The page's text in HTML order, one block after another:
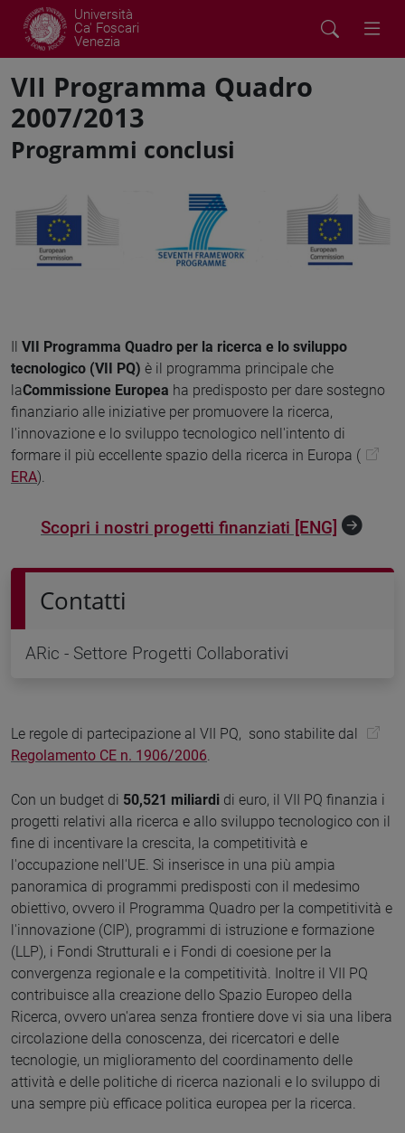
Università
Ca' Foscari
Venezia
VII Programma Quadro
2007/2013
Programmi conclusi
Il VII Programma Quadro per la ricerca e lo sviluppo
tecnologico (VII PQ) è il programma principale che
laCommissione Europea ha predisposto per dare sostegno
finanziario alle iniziative per promuovere la ricerca,
l'innovazione e lo sviluppo tecnologico nell'intento di
formare il più eccellente spazio della ricerca in Europa (
ERA).
Scopri i nostri progetti finanziati [ENG]
Contatti
ARic - Settore Progetti Collaborativi
Le regole di partecipazione al VII PQ, sono stabilite dal
Regolamento CE n. 1906/2006
Con un budget di 50,521 miliardi di euro, il VII PQ finanzia i
progetti relativi alla ricerca e allo sviluppo tecnologico con il
fine di incentivare la crescita, la competitività e
l'occupazione nell'UE. Si inserisce in una più ampia
panoramica di programmi predisposti con il medesimo
obiettivo, ovvero il Programma Quadro per la competitività e
l'innovazione (CIP), programmi di istruzione e formazione
(LLP), i Fondi Strutturali e i Fondi di coesione per la
convergenza regionale e la competitività. Inoltre il VII PQ
contribuisce alla creazione dello Spazio Europeo della
Ricerca, ovvero un'area senza frontiere dove vi sia una libera
circolazione della conoscenza, dei ricercatori e delle
tecnologie, un miglioramento del coordinamento delle
attività e delle politiche di ricerca nazionali e lo sviluppo di
una sempre più efficace politica europea per la ricerca.